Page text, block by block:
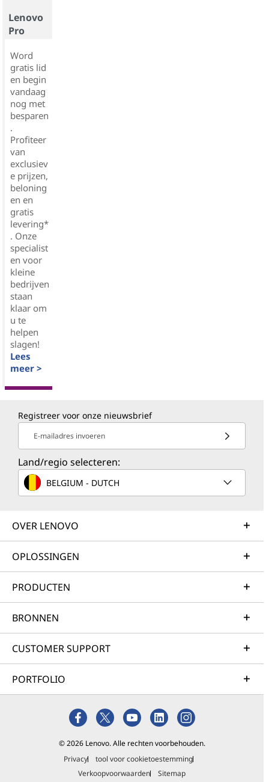
Lenovo
Pro
Word
gratis lid
en begin
vandaag
nog met
besparen
.
Profiteer
van
exclusiev
e prijzen,
beloning
en en
gratis
levering*
. Onze
specialist
en voor
kleine
bedrijven
staan
klaar om
u te
helpen
slagen!
Lees
meer >
Registreer voor onze nieuwsbrief
E-mailadres invoeren
Land/regio selecteren:
BELGIUM - DUTCH
OVER LENOVO
OPLOSSINGEN
PRODUCTEN
BRONNEN
CUSTOMER SUPPORT
PORTFOLIO
© 2026 Lenovo. Alle rechten voorbehouden.
Privacy
tool voor cookietoestemming
Verkoopvoorwaarden
Sitemap